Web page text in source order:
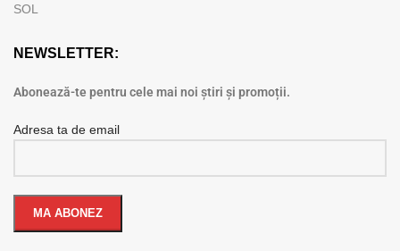
SOL
NEWSLETTER:
Abonează-te pentru cele mai noi știri și promoții.
Adresa ta de email